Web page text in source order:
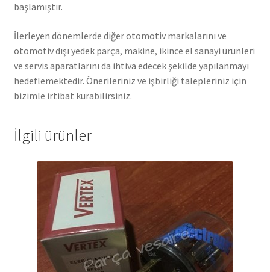
başlamıştır.
İlerleyen dönemlerde diğer otomotiv markalarını ve
otomotiv dışı yedek parça, makine, ikince el sanayi ürünleri
ve servis aparatlarını da ihtiva edecek şekilde yapılanmayı
hedeflemektedir. Önerileriniz ve işbirliği talepleriniz için
bizimle irtibat kurabilirsiniz.
İlgili ürünler